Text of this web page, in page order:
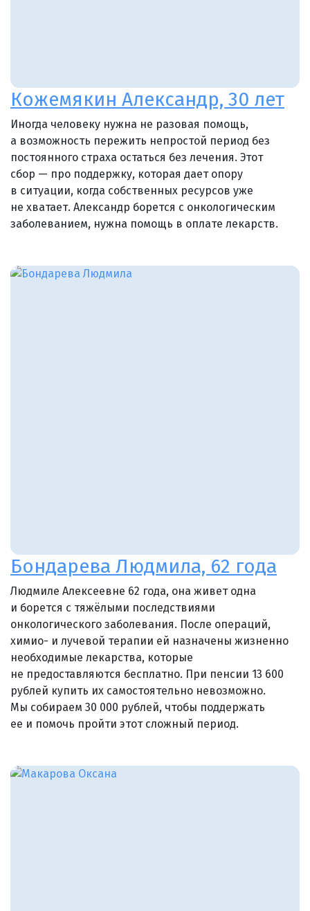
Кожемякин Александр, 30 лет
Иногда человеку нужна не разовая помощь,
а возможность пережить непростой период без
постоянного страха остаться без лечения. Этот
сбор — про поддержку, которая дает опору
в ситуации, когда собственных ресурсов уже
не хватает. Александр борется с онкологическим
заболеванием, нужна помощь в оплате лекарств.
Бондарева Людмила, 62 года
Людмиле Алексеевне 62 года, она живет одна
и борется с тяжёлыми последствиями
онкологического заболевания. После операций,
химио- и лучевой терапии ей назначены жизненно
необходимые лекарства, которые
не предоставляются бесплатно. При пенсии 13 600
рублей купить их самостоятельно невозможно.
Мы собираем 30 000 рублей, чтобы поддержать
ее и помочь пройти этот сложный период.